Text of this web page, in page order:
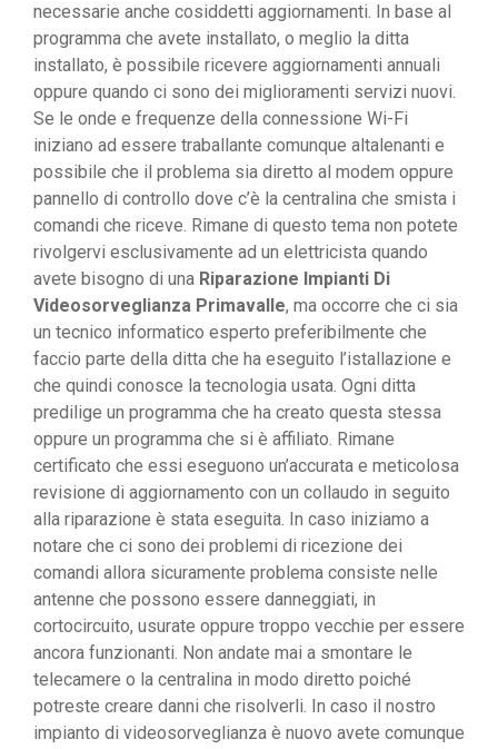
necessarie anche cosiddetti aggiornamenti. In base al
programma che avete installato, o meglio la ditta
installato, è possibile ricevere aggiornamenti annuali
oppure quando ci sono dei miglioramenti servizi nuovi.
Se le onde e frequenze della connessione Wi-Fi
iniziano ad essere traballante comunque altalenanti e
possibile che il problema sia diretto al modem oppure
pannello di controllo dove c’è la centralina che smista i
comandi che riceve. Rimane di questo tema non potete
rivolgervi esclusivamente ad un elettricista quando
avete bisogno di una Riparazione Impianti Di
Videosorveglianza Primavalle, ma occorre che ci sia
un tecnico informatico esperto preferibilmente che
faccio parte della ditta che ha eseguito l’istallazione e
che quindi conosce la tecnologia usata. Ogni ditta
predilige un programma che ha creato questa stessa
oppure un programma che si è affiliato. Rimane
certificato che essi eseguono un’accurata e meticolosa
revisione di aggiornamento con un collaudo in seguito
alla riparazione è stata eseguita. In caso iniziamo a
notare che ci sono dei problemi di ricezione dei
comandi allora sicuramente problema consiste nelle
antenne che possono essere danneggiati, in
cortocircuito, usurate oppure troppo vecchie per essere
ancora funzionanti. Non andate mai a smontare le
telecamere o la centralina in modo diretto poiché
potreste creare danni che risolverli. In caso il nostro
impianto di videosorveglianza è nuovo avete comunque